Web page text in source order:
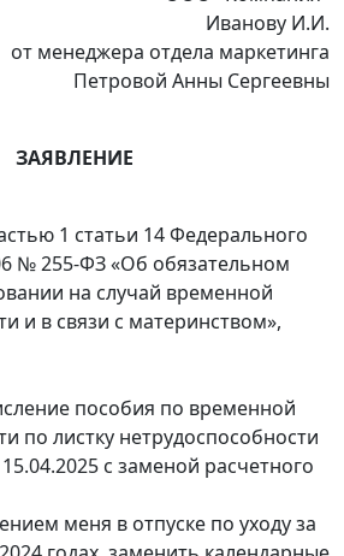
Иванову И.И.
от менеджера отдела маркетинга
Петровой Анны Сергеевны
ЗАЯВЛЕНИЕ
1 статьи 14 Федерального
№ 255-ФЗ «Об обязательном
на случай временной
и в связи с материнством»,
пособия по временной
по листку нетрудоспособности
с заменой расчетного
меня в отпуске по уходу за